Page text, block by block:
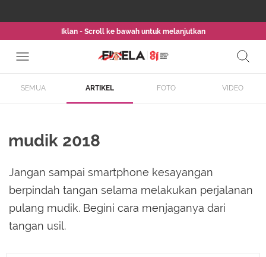
Iklan - Scroll ke bawah untuk melanjutkan
SEMUA ARTIKEL FOTO VIDEO
mudik 2018
Jangan sampai smartphone kesayangan
berpindah tangan selama melakukan perjalanan
pulang mudik. Begini cara menjaganya dari
tangan usil.